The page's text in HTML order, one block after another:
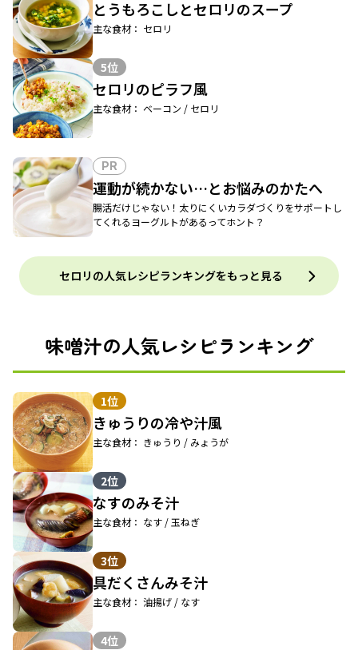
とうもろこしとセロリのスープ
主な食材： セロリ
5位
セロリのピラフ風
主な食材： ベーコン / セロリ
PR
運動が続かない…とお悩みのかたへ
腸活だけじゃない！太りにくいカラダづくりをサポートし
てくれるヨーグルトがあるってホント？
セロリの人気レシピランキングをもっと見る
味噌汁の人気レシピランキング
1位
きゅうりの冷や汁風
主な食材： きゅうり / みょうが
2位
なすのみそ汁
主な食材： なす / 玉ねぎ
3位
具だくさんみそ汁
主な食材： 油揚げ / なす
4位